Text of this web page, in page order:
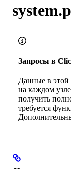
Запросы в
Данные в этой
на каждом
получить
требуется